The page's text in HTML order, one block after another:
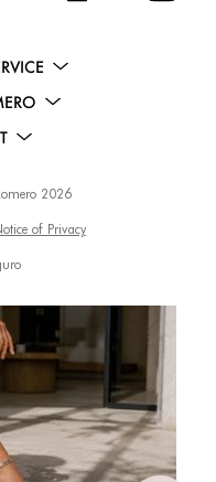
2026
of Privacy